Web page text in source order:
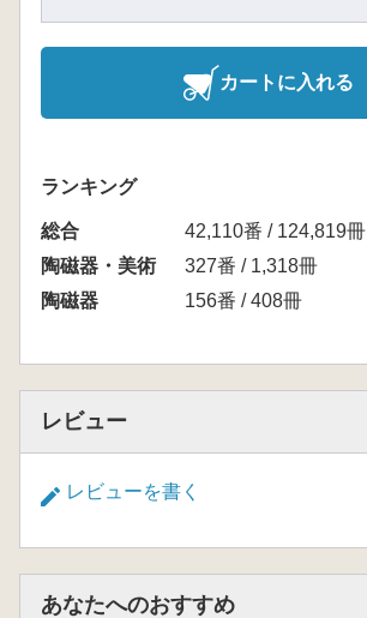
カートに入れる
ランキング
総合
42,110番 / 124,819冊
陶磁器・美術
327番 / 1,318冊
陶磁器
156番 / 408冊
レビュー
レビューを書く
あなたへのおすすめ